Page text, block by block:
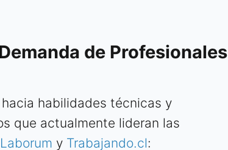
de Profesionales
habilidades técnicas y
que actualmente lideran las
Laborum y Trabajando.cl: